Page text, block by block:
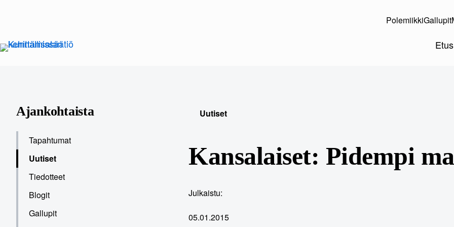
PolemiikkiGallupit
Uutiset
Kansalaiset: Pidempi
Julkaistu:
05.01.2015
Ajankohtaista
Tapahtumat
Uutiset
Tiedotteet
Blogit
Gallupit